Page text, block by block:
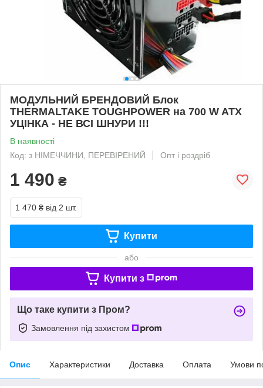
МОДУЛЬНИЙ БРЕНДОВИЙ Блок
THERMALTAKE TOUGHPOWER на 700 W ATX
УЦІНКА - НЕ ВСІ ШНУРИ !!!
В наявності
Код: з НІМЕЧЧИНИ, ПЕРЕВІРЕНИЙ
Опт і роздріб
1 490 ₴
1 470 ₴ від 2 шт.
Купити
або
Купити з
Що таке купити з Пром?
Замовлення під захистом
Опис Характеристики Доставка Оплата Умови